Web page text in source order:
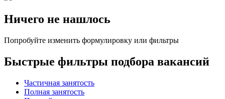
Ничего не нашлось
Попробуйте изменить формулировку или фильтры
Быстрые фильтры подбора вакансий
Частичная занятость
Полная занятость